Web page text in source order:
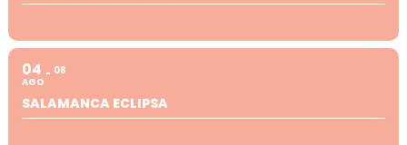
04
AGO
08
SALAMANCA ECLIPSA